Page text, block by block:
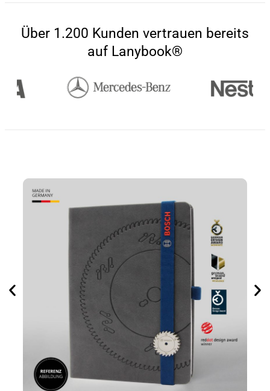
Über 1.200 Kunden vertrauen bereits
auf Lanybook®